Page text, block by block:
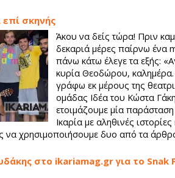
επί σκηνής
Άκου να δείς τώρα! Πριν
δεκαριά μέρες παίρνω ένα
πάνω κάτω έλεγε τα εξής:
κυρία Θεοδώρου,
γράφω εκ μέρους της
ομάδας Ιδέα του Κώστα
ετοιμάζουμε μία παράσταση
Ικαρία με αληθινές
να χρησιμοποιήσουμε δυο από τα
στο ikariamag.gr για το Snak